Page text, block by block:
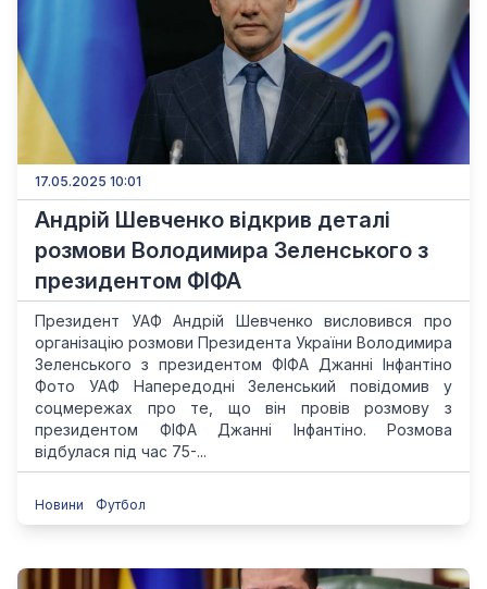
17.05.2025 10:01
Андрій Шевченко відкрив деталі
розмови Володимира Зеленського з
президентом ФІФА
Президент УАФ Андрій Шевченко висловився про
організацію розмови Президента України Володимира
Зеленського з президентом ФІФА Джанні Інфантіно
Фото УАФ Напередодні Зеленський повідомив у
соцмережах про те, що він провів розмову з
президентом ФІФА Джанні Інфантіно. Розмова
відбулася під час 75-...
Новини Футбол